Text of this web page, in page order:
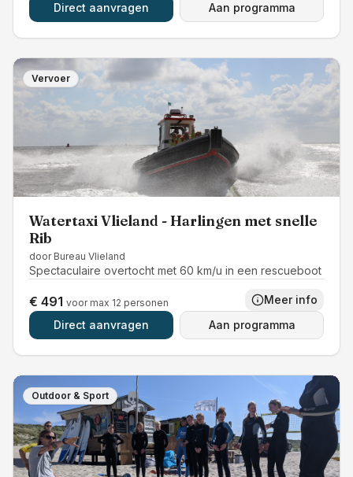
Direct aanvragen
Aan programma
Vervoer
Watertaxi Vlieland - Harlingen met snelle
Rib
door Bureau Vlieland
Spectaculaire overtocht met 60 km/u in een rescueboot
€ 491 voor max 12 personen
Meer info
Direct aanvragen
Aan programma
Outdoor & Sport